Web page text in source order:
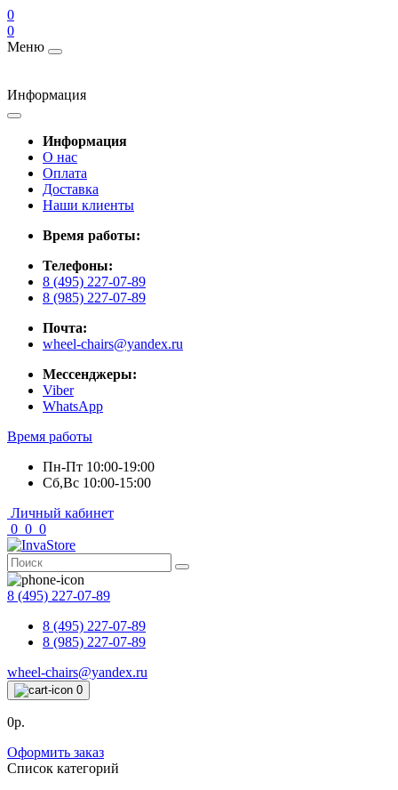
0
0
Меню
Информация
Информация
О нас
Оплата
Доставка
Наши клиенты
Время работы:
Телефоны:
8 (495) 227-07-89
8 (985) 227-07-89
Почта:
wheel-chairs@yandex.ru
Мессенджеры:
Viber
WhatsApp
Время работы
Пн-Пт 10:00-19:00
Сб,Вс 10:00-15:00
Личный кабинет
0 0 0
8 (495) 227-07-89
8 (495) 227-07-89
8 (985) 227-07-89
wheel-chairs@yandex.ru
0
0р.
Оформить заказ
Список категорий